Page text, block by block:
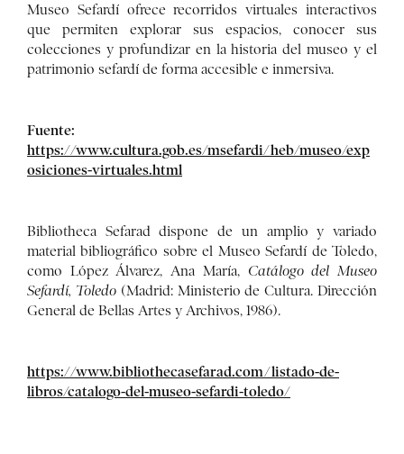
Museo Sefardí ofrece recorridos virtuales interactivos
que permiten explorar sus espacios, conocer sus
colecciones y profundizar en la historia del museo y el
patrimonio sefardí de forma accesible e inmersiva.
Fuente:
https://www.cultura.gob.es/msefardi/heb/museo/exp
osiciones-virtuales.html
Bibliotheca Sefarad dispone de un amplio y variado
material bibliográfico sobre el Museo Sefardí de Toledo,
como López Álvarez, Ana María, Catálogo del Museo
Sefardí, Toledo(Madrid: Ministerio de Cultura. Dirección
General de Bellas Artes y Archivos, 1986).
https://www.bibliothecasefarad.com/listado-de-
libros/catalogo-del-museo-sefardi-toledo/